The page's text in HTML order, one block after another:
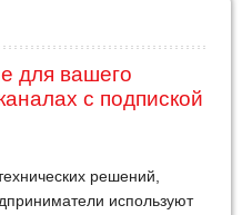
для вашего
с подпиской
решений,
используют